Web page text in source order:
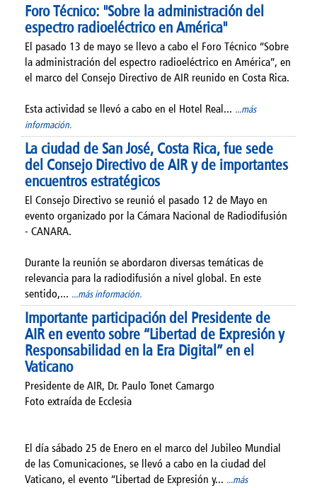
Foro Técnico: "Sobre la administración del
espectro radioeléctrico en América"
El pasado 13 de mayo se llevo a cabo el Foro Técnico “Sobre
la administración del espectro radioeléctrico en América”, en
el marco del Consejo Directivo de AIR reunido en Costa Rica.
Esta actividad se llevó a cabo en el Hotel Real... ...más
información.
La ciudad de San José, Costa Rica, fue sede
del Consejo Directivo de AIR y de importantes
encuentros estratégicos
El Consejo Directivo se reunió el pasado 12 de Mayo en
evento organizado por la Cámara Nacional de Radiodifusión
- CANARA.
Durante la reunión se abordaron diversas temáticas de
relevancia para la radiodifusión a nivel global. En este
sentido,... ...más información.
Importante participación del Presidente de
AIR en evento sobre “Libertad de Expresión y
Responsabilidad en la Era Digital” en el
Vaticano
Presidente de AIR, Dr. Paulo Tonet Camargo
Foto extraída de Ecclesia
El día sábado 25 de Enero en el marco del Jubileo Mundial
de las Comunicaciones, se llevó a cabo en la ciudad del
Vaticano, el evento “Libertad de Expresión y... ...más